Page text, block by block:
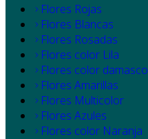
Flores Rojas
Flores Blancas
Flores Rosadas
Flores color Lila
Flores color damasco
Flores Amarillas
Flores Multicolor
Flores Azules
Flores color Naranja